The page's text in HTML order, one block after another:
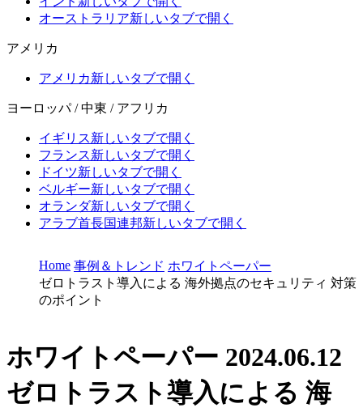
オーストラリア新しいタブで開く
アメリカ
アメリカ新しいタブで開く
ヨーロッパ / 中東 / アフリカ
イギリス新しいタブで開く
フランス新しいタブで開く
ドイツ新しいタブで開く
ベルギー新しいタブで開く
オランダ新しいタブで開く
アラブ首長国連邦新しいタブで開く
Home 事例＆トレンド ホワイトペーパー
ゼロトラスト導入による 海外拠点のセキュリティ 対策
のポイント
ホワイトペーパー 2024.06.12
ゼロトラスト導入による 海